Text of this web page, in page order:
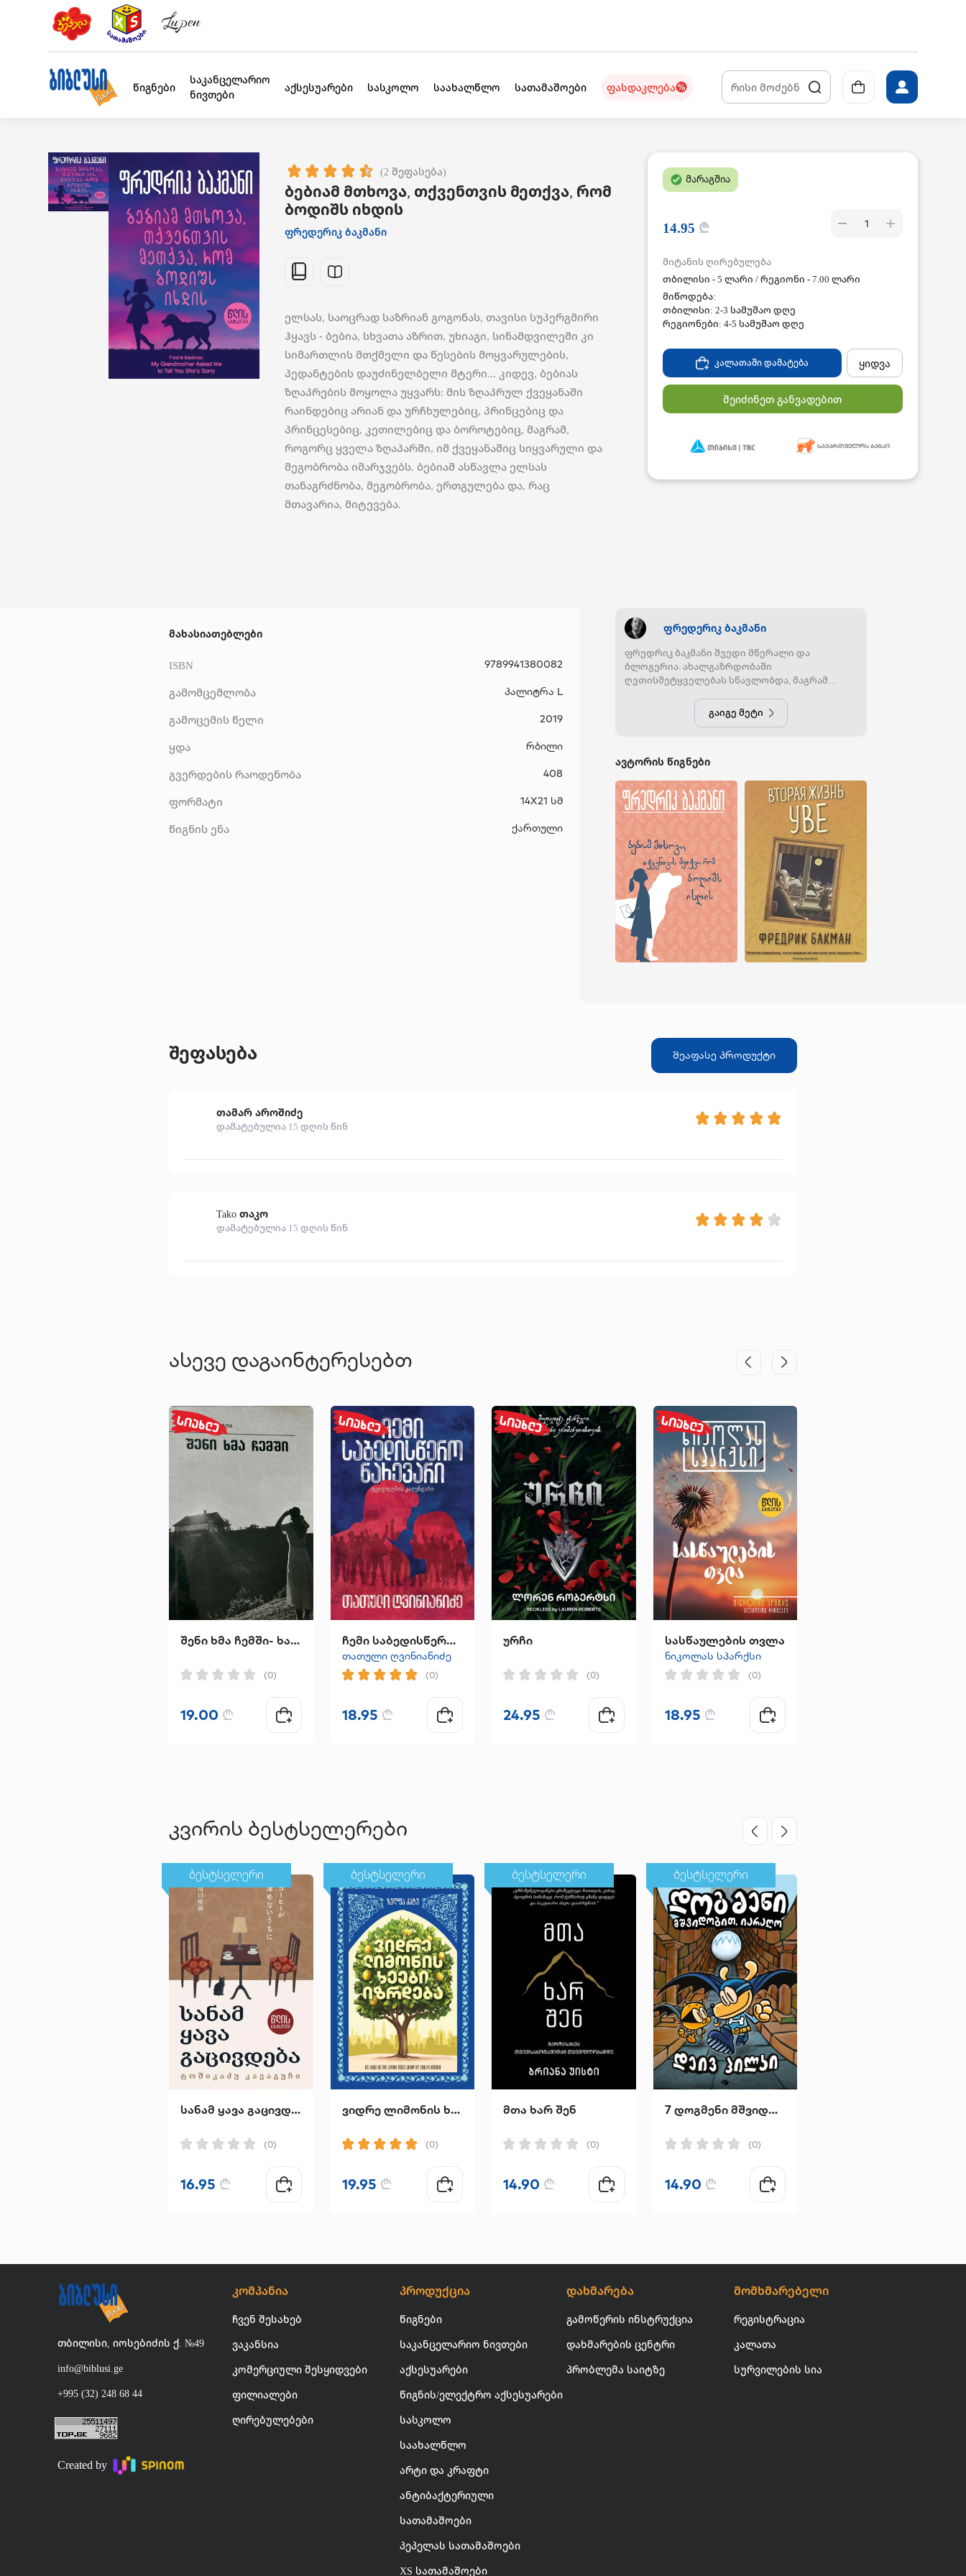
წიგნები
საკანცელარიო
ნივთები
აქსესუარები სასკოლო საახალწლო სათამაშოები ფასდაკლება
(2 შეფასება)
ბებიამ მთხოვა, თქვენთვის მეთქვა, რომ
ბოდიშს იხდის
ფრედერიკ ბაკმანი
ელსას, საოცრად საზრიან გოგონას, თავისი სუპერგმირი
ჰყავს - ბებია, სხვათა აზრით, უხიაგი, სინამდვილეში კი
სიმართლის მთქმელი და წესების მოყვარულების,
პედანტების დაუძინელბელი მტერი... კიდევ, ბებიას
ზღაპრების მოყოლა უყვარს: მის ზღაპრულ ქვეყანაში
რაინდებიც არიან და ურჩხულებიც, პრინცებიც და
პრინცესებიც, კეთილებიც და ბოროტებიც, მაგრამ,
როგორც ყველა ზღაპარში, იმ ქვეყანაშიც სიყვარული და
მეგობრობა იმარჯვებს. ბებიამ ასწავლა ელსას
თანაგრძნობა, მეგობრობა, ერთგულება და, რაც
მთავარია, მიტევება.
მარაგშია
14.95 ₾ 1
მიტანის ღირებულება
თბილისი - 5 ლარი / რეგიონი - 7.00 ლარი
მიწოდება:
თბილისი: 2-3 სამუშაო დღე
რეგიონები: 4-5 სამუშაო დღე
კალათაში დამატება ყიდვა
შეიძინეთ განვადებით
მახასიათებლები
ISBN 9789941380082
გამომცემლობა პალიტრა L
გამოცემის წელი 2019
ყდა რბილი
გვერდების რაოდენობა 408
ფორმატი 14X21 სმ
წიგნის ენა ქართული
ფრედერიკ ბაკმანი
ფრედრიკ ბაკმანი შვედი მწერალი და
ბლოგერია. ახალგაზრდობაში
ღვთისმეტყველებას სწავლობდა, მაგრამ
მერე ჟურნალისტობა.გაიგე მეტი
ავტორის წიგნები
შეფასება შეაფასე პროდუქტი
თამარ აროშიძე
დამატებულია 15 დღის წინ
Tako თაკო
დამატებულია 15 დღის წინ
ასევე დაგაინტერესებთ
შენი ხმა ჩემში- ხატია ინჯგია
(0)
19.00 ₾
ჩემი საბედისწერო ნახევარი
თათული ღვინიანიძე
(0)
18.95 ₾
ურჩი
(0)
24.95 ₾
სასწაულების თვლა
ნიკოლას სპარქსი
(0)
18.95 ₾
კვირის ბესტსელერები
ბესტსელერი
სანამ ყავა გაცივდება
(0)
16.95 ₾
ბესტსელერი
ვიდრე ლიმონის ხეები იზრდება
(0)
19.95 ₾
ბესტსელერი
მთა ხარ შენ
(0)
14.90 ₾
ბესტსელერი
7 დოგმენი მშვიდობით იარაღო
(0)
14.90 ₾
თბილისი, იოსებიძის ქ. №49
info@biblusi.ge
+995 (32) 248 68 44
Created by
კომპანია
ჩვენ შესახებ
ვაკანსია
კომერციული შესყიდვები
ფილიალები
ღირებულებები
პროდუქცია
წიგნები
საკანცელარიო ნივთები
აქსესუარები
წიგნის/ელექტრო აქსესუარები
სასკოლო
საახალწლო
არტი და კრაფტი
ანტიბაქტერიული
სათამაშოები
პეპელას სათამაშოები
XS სათამაშოები
დახმარება
გამოწერის ინსტრუქცია
დახმარების ცენტრი
პრობლემა საიტზე
მომხმარებელი
რეგისტრაცია
კალათა
სურვილების სია